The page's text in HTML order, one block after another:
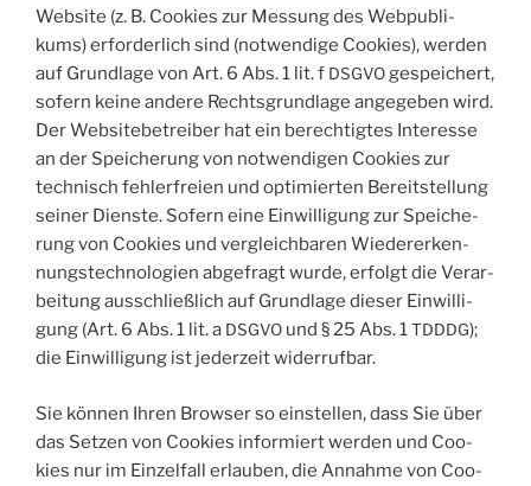
Web­site (z. B. Coo­kies zur Mes­sung des Web­pu­bli­
kums) erfor­der­lich sind (not­wen­di­ge Coo­kies), wer­den
auf Grund­la­ge von Art. 6 Abs. 1 lit. f DSGVOgespei­chert,
sofern kei­ne ande­re Rechts­grund­la­ge ange­ge­ben wird.
Der Web­site­be­trei­ber hat ein berech­tig­tes Inter­es­se
an der Spei­che­rung von not­wen­di­gen Coo­kies zur
tech­nisch feh­ler­frei­en und opti­mier­ten Bereit­stel­lung
sei­ner Diens­te. Sofern eine Ein­wil­li­gung zur Spei­che­
rung von Coo­kies und ver­gleich­ba­ren Wie­der­erken­
nungs­tech­no­lo­gien abge­fragt wur­de, erfolgt die Ver­ar­
bei­tung aus­schließ­lich auf Grund­la­ge die­ser Ein­wil­li­
gung (Art. 6 Abs. 1 lit. a DSGVO und § 25 Abs. 1TDDDG);
die Ein­wil­li­gung ist jeder­zeit widerrufbar.
Sie kön­nen Ihren Brow­ser so ein­stel­len, dass Sie über
das Set­zen von Coo­kies infor­miert wer­den und Coo­
kies nur im Ein­zel­fall erlau­ben, die Annah­me von Coo­